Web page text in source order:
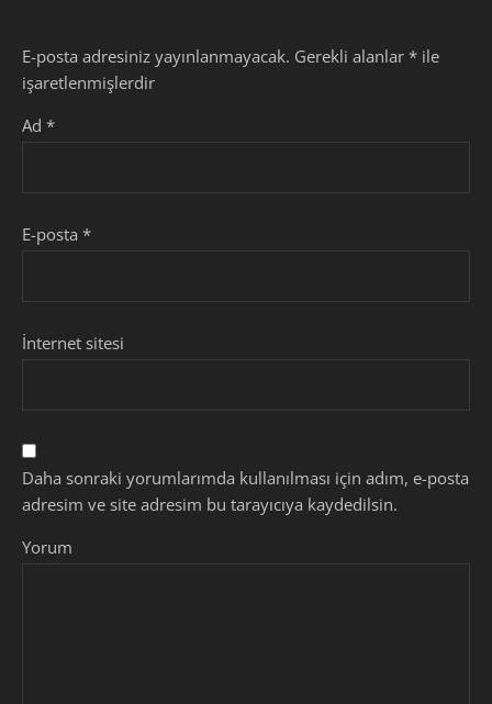
E-posta adresiniz yayınlanmayacak. Gerekli alanlar * ile
işaretlenmişlerdir
Ad *
E-posta *
İnternet sitesi
Daha sonraki yorumlarımda kullanılması için adım, e-posta
adresim ve site adresim bu tarayıcıya kaydedilsin.
Yorum